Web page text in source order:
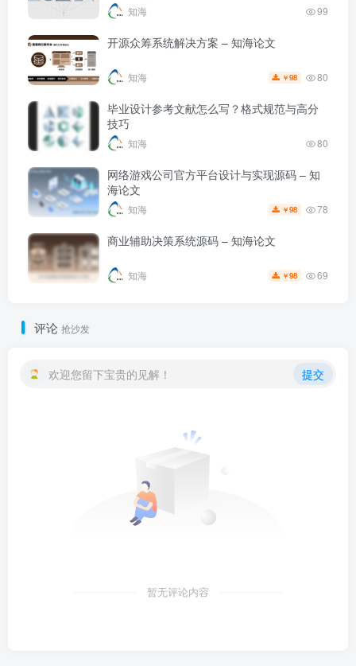
知海 99
开源众筹系统解决方案 – 知海论文
知海 ￥98 80
毕业设计参考文献怎么写？格式规范与高分
技巧
知海 80
网络游戏公司官方平台设计与实现源码 – 知
海论文
知海 ￥98 78
商业辅助决策系统源码 – 知海论文
知海 ￥98 69
评论 抢沙发
欢迎您留下宝贵的见解！ 提交
暂无评论内容